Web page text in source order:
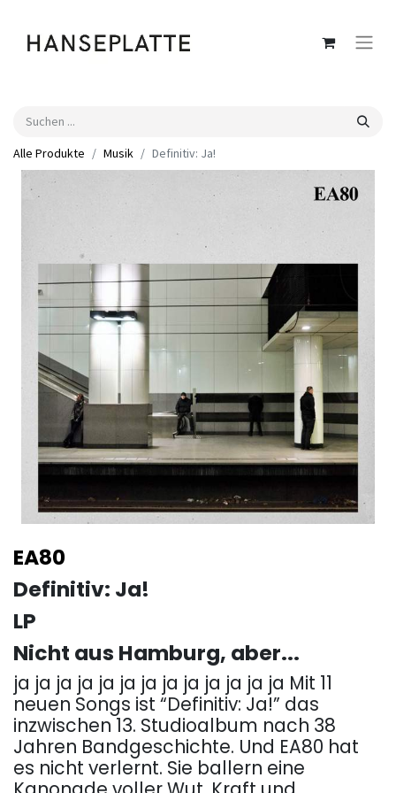
Alle Produkte Musik Definitiv: Ja!
EA80
Definitiv: Ja!
LP
Nicht aus Hamburg, aber...
ja ja ja ja ja ja ja ja ja ja ja ja ja Mit 11
neuen Songs ist “Definitiv: Ja!” das
inzwischen 13. Studioalbum nach 38
Jahren Bandgeschichte. Und EA80 hat
es nicht verlernt. Sie ballern eine